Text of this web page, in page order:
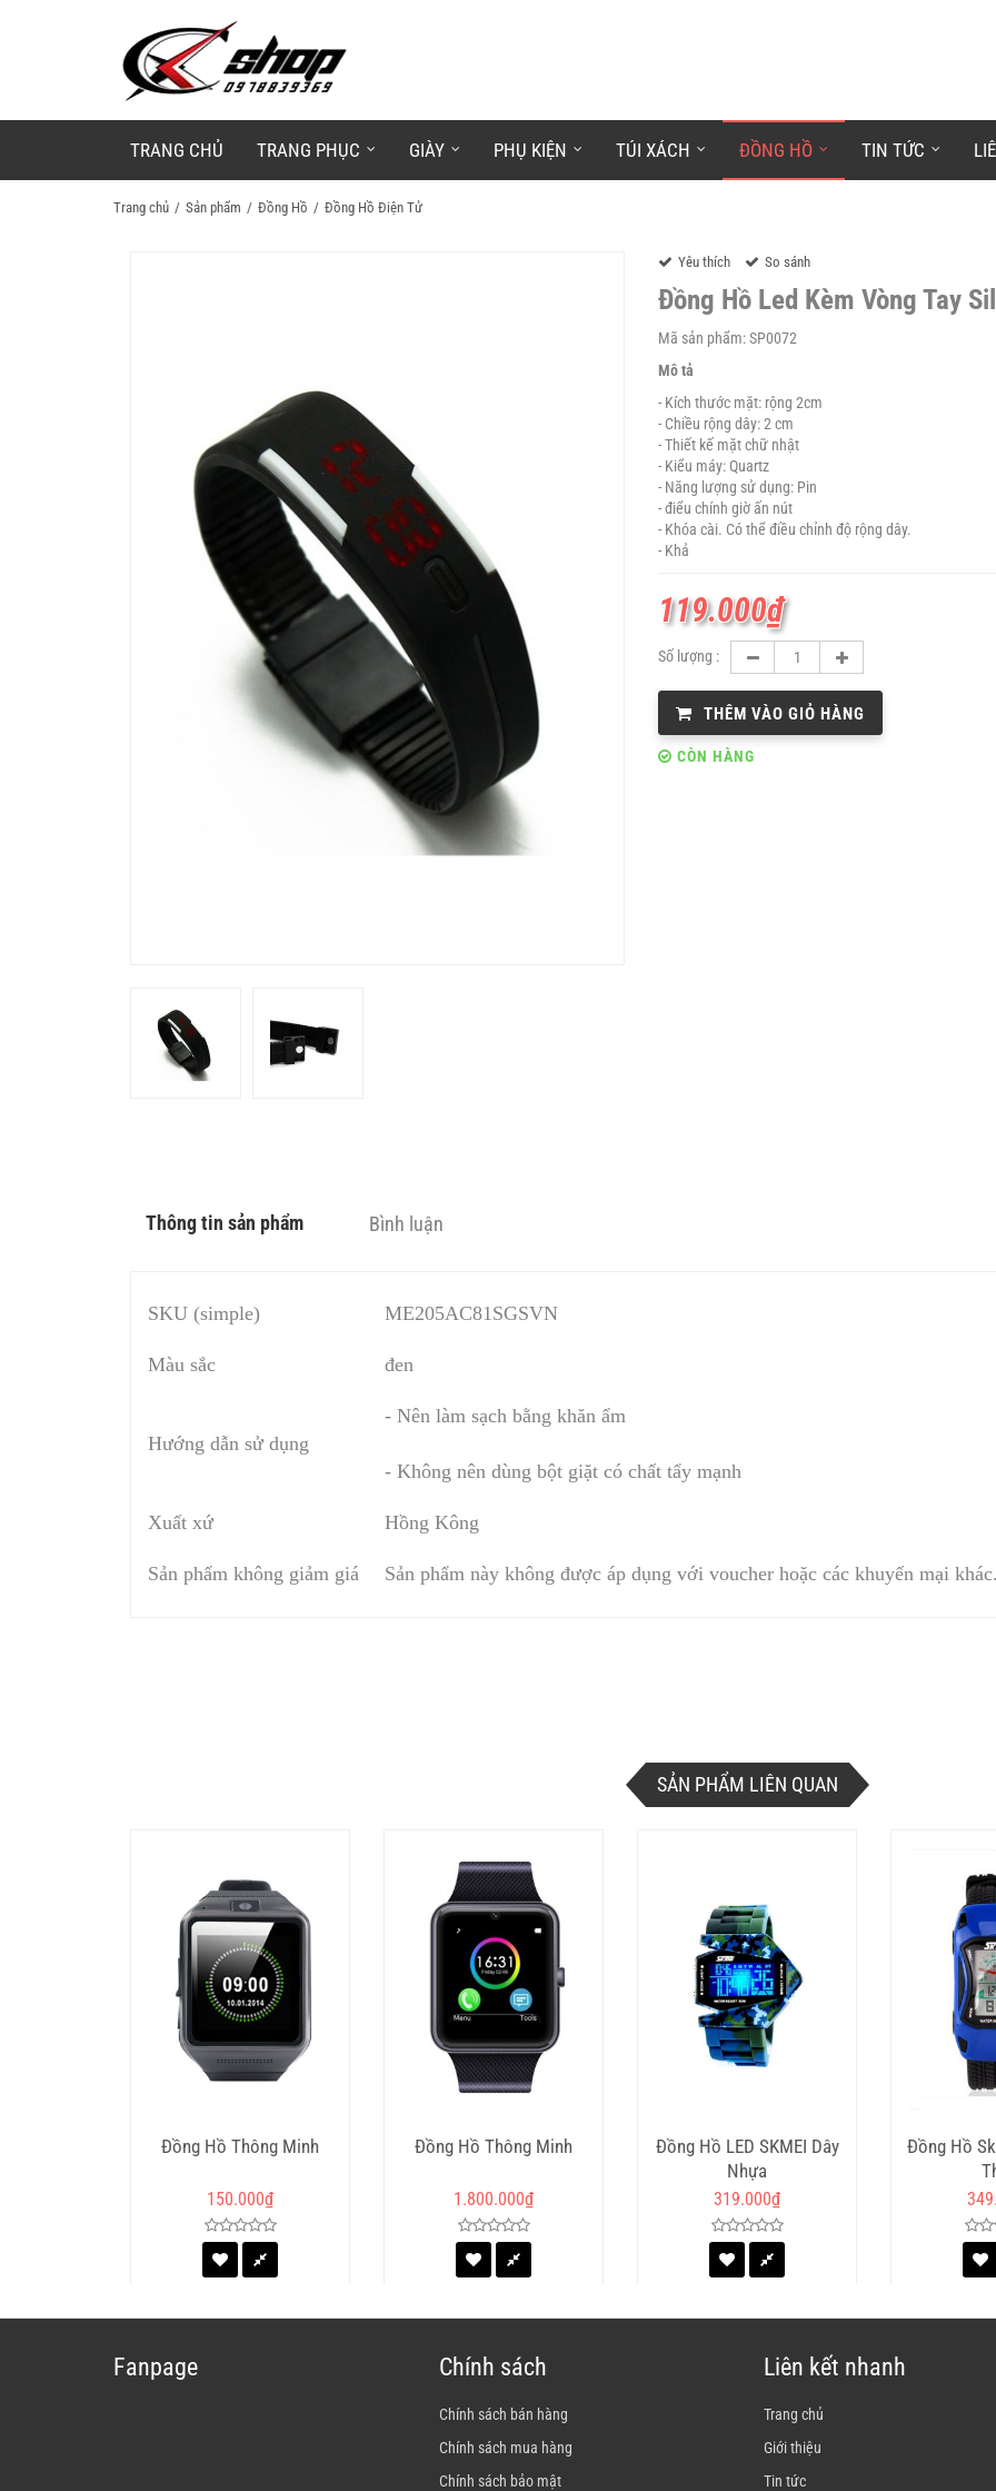
TRANG CHỦ TRANG PHỤC GIÀY PHỤ KIỆN TÚI XÁCH ĐỒNG HỒ TIN TỨC
Trang chủ Sản phẩm Đồng Hồ Đồng Hồ Điện Tử
Yêu thích So sánh
Đồng Hồ Led Kèm Vòng Tay
Mã sản phẩm: SP0072
Mô tả
- Kích thước mặt: rộng 2cm
- Chiều rộng dây: 2 cm
- Thiết kế mặt chữ nhật
- Kiểu máy: Quartz
- Năng lượng sử dụng: Pin
- điểu chính giờ ấn nút
- Khóa cài. Có thể điều chỉnh độ rộng dây.
- Khả
119.000₫
Số lượng :
THÊM VÀO GIỎ HÀNG
CÒN HÀNG
Thông tin sản phẩm Bình luận
SKU (simple) ME205AC81SGSVN
Màu sắc đen
Hướng dẫn sử dụng
- Nên làm sạch bằng khăn ẩm
- Không nên dùng bột giặt có chất tẩy mạnh
Xuất xứ Hồng Kông
Sản phẩm không giảm giá Sản phẩm này không được áp dụng với voucher hoặc các khuyến mại
SẢN PHẨM LIÊN QUAN
Đồng Hồ Thông Minh
150.000₫
Đồng Hồ Thông Minh
1.800.000₫
Đồng Hồ LED SKMEI Dây
Nhựa
319.000₫
Đồng Hồ
Fanpage Chính sách
Chính sách bán hàng
Chính sách mua hàng
Chính sách bảo mật
Liên kết nhanh
Trang chủ
Giới thiệu
Tin tức